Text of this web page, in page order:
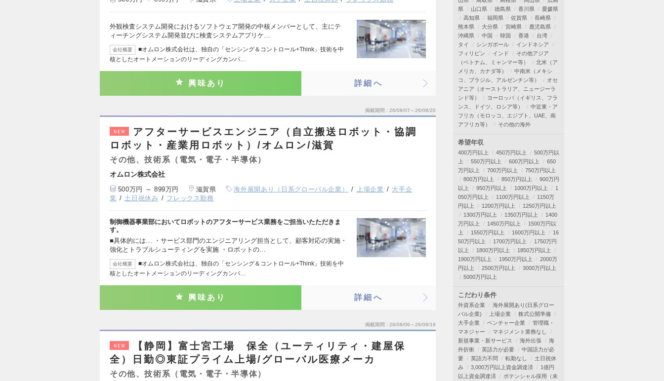
外観検査システム開発におけるソフトウェア開発の中核メンバーとして、主にテ
ィーチングシステム開発並びに検査システムアプリケ…
会社概要
■オムロン株式会社は、独自の「センシング＆コントロール+Think」技術を中
核としたオートメーションのリーディングカンパ…
興味あり 詳細へ
掲載期間 26/08/07～26/08/20
NEW
アフターサービスエンジニア（自立搬送ロボット・協調
ロボット・産業用ロボット）/オムロン/滋賀
その他、技術系（電気・電子・半導体）
オムロン株式会社
500万円 ～ 899万円 滋賀県 海外展開あり（日系グローバル企業） 上場企業
大手企
業
土日祝休み フレックス勤務
制御機器事業部においてロボットのアフターサービス業務をご担当いたただきま
す。
■具体的には… ・サービス部門のエンジニアリング担当として、顧客対応の実施・
強化とトラブルシューティングを実施 ・ロボットの…
会社概要
■オムロン株式会社は、独自の「センシング＆コントロール+Think」技術を中
核としたオートメーションのリーディングカンパ…
興味あり 詳細へ
掲載期間 26/08/06～26/08/19
NEW
【静岡】富士宮工場 保全（ユーティリティ・建屋保
全）日勤◎東証プライム上場/グローバル医療メーカ
その他、技術系（電気・電子・半導体）
県
山口県 徳島県 香川県
愛媛県
高知県
福岡県 佐賀県
長崎県
熊本県
大分県 宮崎県
鹿児島県
沖縄県
中国 韓国 香港
台湾
タイ
シンガポール
インドネシア
フィリピン
インド
その他アジア
（ベトナム、ミャンマー等）
北米（ア
メリカ、カナダ等）
中南米（メキシ
コ、ブラジル、アルゼンチン等）
オセ
アニア（オーストラリア、ニュージーラ
ンド等）
ヨーロッパ（イギリス、フラ
ンス、ドイツ、ロシア等）
中近東・ア
フリカ（モロッコ、エジプト、UAE、南
アフリカ等）
その他の海外
希望年収
400万円以上 450万円以上
500万円以
上
550万円以上 600万円以上
650
万円以上
700万円以上
750万円以上
800万円以上
850万円以上
900万円
以上
950万円以上 1000万円以上
1
050万円以上
1100万円以上
1150万
円以上
1200万円以上
1250万円以上
1300万円以上
1350万円以上
1400
万円以上
1450万円以上
1500万円以
上
1550万円以上 1600万円以上
16
50万円以上
1700万円以上
1750万円
以上
1800万円以上
1850万円以上
1900万円以上
1950万円以上
2000万
円以上
2500万円以上
3000万円以上
5000万円以上
こだわり条件
外資系企業
海外展開あり(日系グロー
バル企業)
上場企業
株式公開準備
大手企業
ベンチャー企業
管理職・
マネジャー
マネジメント業務なし
新規事業・新サービス
海外出張
海
外折衝
英語力が必要
中国語力が必
要
英語力不問 転勤なし
土日祝休
み
3,000万円以上資金調達済
1億円
以上資金調達済
ポテンシャル採用（未